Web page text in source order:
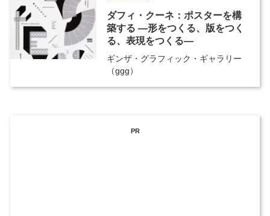
ダフィ・クーネ：ポスターを構
築する ―形をつくる、版をつく
る、表現をつくる―
ギンザ・グラフィック・ギャラリー
（ggg）
PR